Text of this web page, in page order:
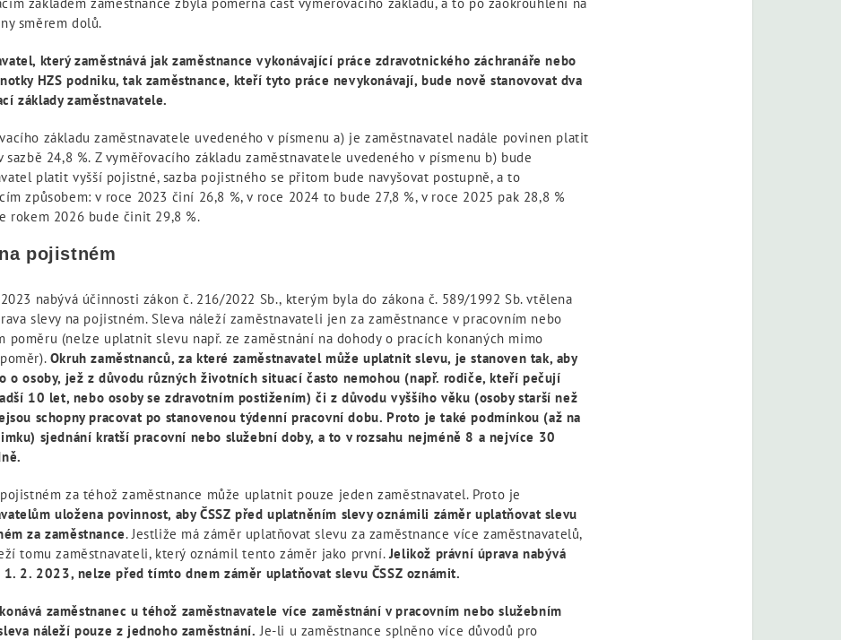
směrem dolů.
který zaměstnává jak zaměstnance vykonávající práce zdravotnického záchranáře nebo
HZS podniku, tak zaměstnance, kteří tyto práce nevykonávají, bude nově stanovovat dva
základy zaměstnavatele.
základu zaměstnavatele uvedeného v písmenu a) je zaměstnavatel nadále povinen platit
sazbě 24,8 %. Z vyměřovacího základu zaměstnavatele uvedeného v písmenu b) bude
platit vyšší pojistné, sazba pojistného se přitom bude navyšovat postupně, a to
způsobem: v roce 2023 činí 26,8 %, v roce 2024 to bude 27,8 %, v roce 2025 pak 28,8 %
rokem 2026 bude činit 29,8 %.
pojistném
nabývá účinnosti zákon č. 216/2022 Sb., kterým byla do zákona č. 589/1992 Sb. vtělena
slevy na pojistném. Sleva náleží zaměstnavateli jen za zaměstnance v pracovním nebo
poměru (nelze uplatnit slevu např. ze zaměstnání na dohody o pracích konaných mimo
Okruh zaměstnanců, za které zaměstnavatel může uplatnit slevu, je stanoven tak, aby
o osoby, jež z důvodu různých životních situací často nemohou (např. rodiče, kteří pečují
10 let, nebo osoby se zdravotním postižením) či z důvodu vyššího věku (osoby starší než
schopny pracovat po stanovenou týdenní pracovní dobu. Proto je také podmínkou (až na
sjednání kratší pracovní nebo služební doby, a to v rozsahu nejméně 8 a nejvíce 30
za téhož zaměstnance může uplatnit pouze jeden zaměstnavatel. Proto je
uložena povinnost, aby ČSSZ před uplatněním slevy oznámili záměr uplatňovat slevu
za zaměstnance. Jestliže má záměr uplatňovat slevu za zaměstnance více zaměstnavatelů,
tomu zaměstnavateli, který oznámil tento záměr jako první.Jelikož právní úprava nabývá
2. 2023, nelze před tímto dnem záměr uplatňovat slevu ČSSZ oznámit.
zaměstnanec u téhož zaměstnavatele více zaměstnání v pracovním nebo služebním
náleží pouze z jednoho zaměstnání. Je-li u zaměstnance splněno více důvodů pro